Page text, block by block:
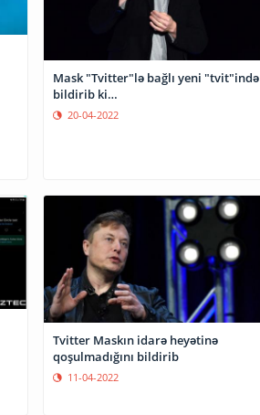
Mask "Tvitter"lə bağlı yeni "tvit"ində
bildirib ki…
20-04-2022
Tvitter Maskın idarə heyətinə
qoşulmadığını bildirib
11-04-2022